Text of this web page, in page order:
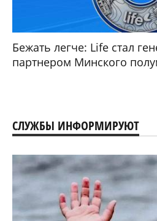
Бежать легче: Life стал
партнером Минского
СЛУЖБЫ ИНФОРМИРУЮТ